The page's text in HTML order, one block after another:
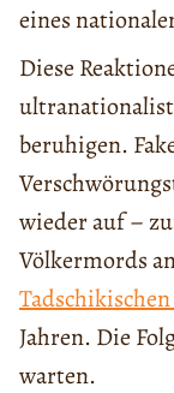
eines
Diese
beruhigen.
wieder auf –
Völkermords
Jahren. Die
warten.